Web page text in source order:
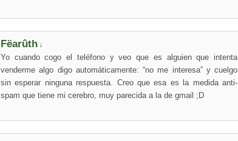
Fëarûth ↓
Yo cuando cogo el teléfono y veo que es alguien que intenta
venderme algo digo automáticamente: “no me interesa” y cuelgo
sin esperar ninguna respuesta. Creo que esa es la medida anti-
spam que tiene mi cerebro, muy parecida a la de gmail ;D